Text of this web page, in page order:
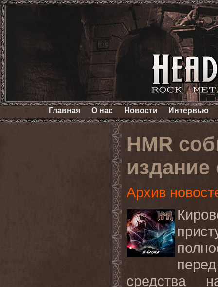
Главная О нас Новости Интервью
HMR
издание
Архив
средства